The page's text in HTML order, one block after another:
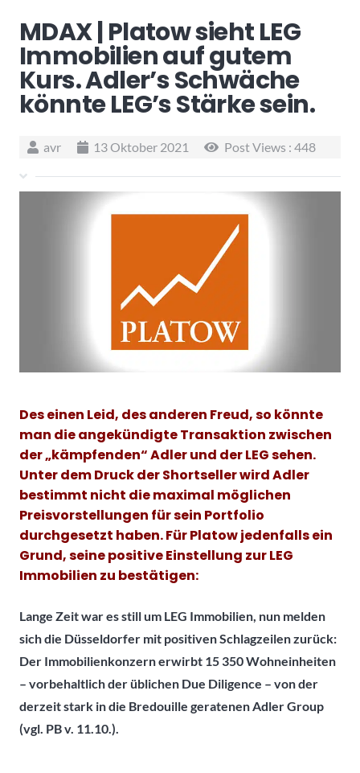
MDAX | Platow sieht LEG
Immobilien auf gutem
Kurs. Adler’s Schwäche
könnte LEG’s Stärke sein.
avr 13 Oktober 2021 Post Views : 448
Des einen Leid, des anderen Freud, so könnte
man die angekündigte Transaktion zwischen
der „kämpfenden“ Adler und der LEG sehen.
Unter dem Druck der Shortseller wird Adler
bestimmt nicht die maximal möglichen
Preisvorstellungen für sein Portfolio
durchgesetzt haben. Für Platow jedenfalls ein
Grund, seine positive Einstellung zur LEG
Immobilien zu bestätigen:
Lange Zeit war es still um LEG Immobilien, nun melden
sich die Düsseldorfer mit positiven Schlagzeilen zurück:
Der Immobilienkonzern erwirbt 15 350 Wohneinheiten
– vorbehaltlich der üblichen Due Diligence – von der
derzeit stark in die Bredouille geratenen Adler Group
(vgl. PB v. 11.10.).